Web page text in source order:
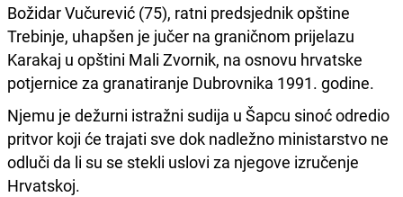
Božidar Vučurević (75), ratni predsjednik opštine
Trebinje, uhapšen je jučer na graničnom prijelazu
Karakaj u opštini Mali Zvornik, na osnovu hrvatske
potjernice za granatiranje Dubrovnika 1991. godine.
Njemu je dežurni istražni sudija u Šapcu sinoć odredio
pritvor koji će trajati sve dok nadležno ministarstvo ne
odluči da li su se stekli uslovi za njegove izručenje
Hrvatskoj.